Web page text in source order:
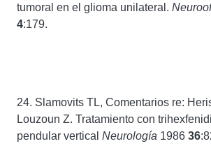
tumoral en el glioma unilateral.
4:179.
24. Slamovits TL, Comentarios re:
Louzoun Z. Tratamiento con
pendular vertical Neurología 1986 36